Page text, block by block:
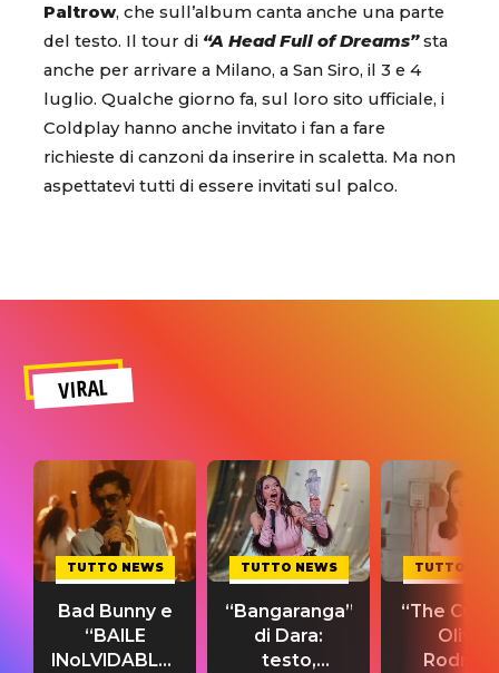
Paltrow, che sull’album canta anche una parte
del testo. Il tour di “A Head Full of Dreams”sta
anche per arrivare a Milano, a San Siro, il 3 e 4
luglio. Qualche giorno fa, sul loro sito ufficiale, i
Coldplay hanno anche invitato i fan a fare
richieste di canzoni da inserire in scaletta. Ma non
aspettatevi tutti di essere invitati sul palco.
VIRAL
TUTTO NEWS
Bad Bunny e
“BAILE
INoLVIDABLE”:
TUTTO NEWS
“Bangaranga”
di Dara:
testo,
TUTTO
“The
Olivia